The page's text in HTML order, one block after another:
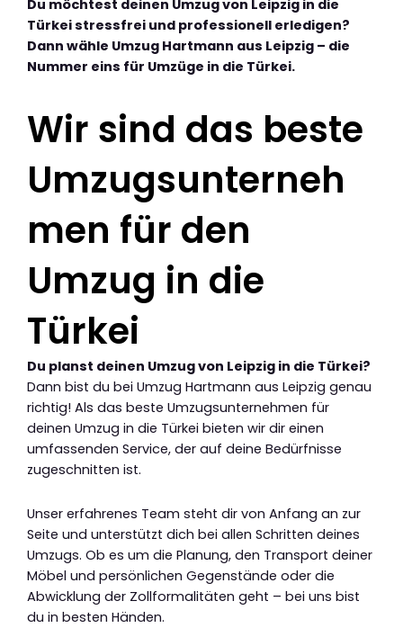
Du möchtest deinen Umzug von Leipzig in die
Türkei stressfrei und professionell erledigen?
Dann wähle Umzug Hartmann aus Leipzig – die
Nummer eins für Umzüge in die Türkei.
Wir sind das beste
Umzugsunterneh
men für den
Umzug in die
Türkei
Du planst deinen Umzug von Leipzig in die Türkei?
Dann bist du bei Umzug Hartmann aus Leipzig genau
richtig! Als das beste Umzugsunternehmen für
deinen Umzug in die Türkei bieten wir dir einen
umfassenden Service, der auf deine Bedürfnisse
zugeschnitten ist.
Unser erfahrenes Team steht dir von Anfang an zur
Seite und unterstützt dich bei allen Schritten deines
Umzugs. Ob es um die Planung, den Transport deiner
Möbel und persönlichen Gegenstände oder die
Abwicklung der Zollformalitäten geht – bei uns bist
du in besten Händen.